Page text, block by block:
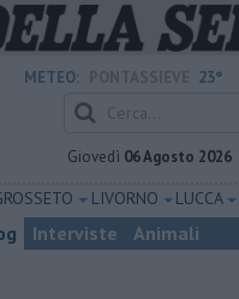
METEO: 23°
Giovedì 06 Agosto 2026
LIVORNO LUCCA
Interviste Animali